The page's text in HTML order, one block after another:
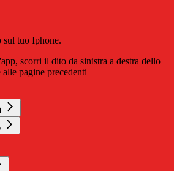
sul tuo Iphone.
scorri il dito da sinistra a destra dello
pagine precedenti